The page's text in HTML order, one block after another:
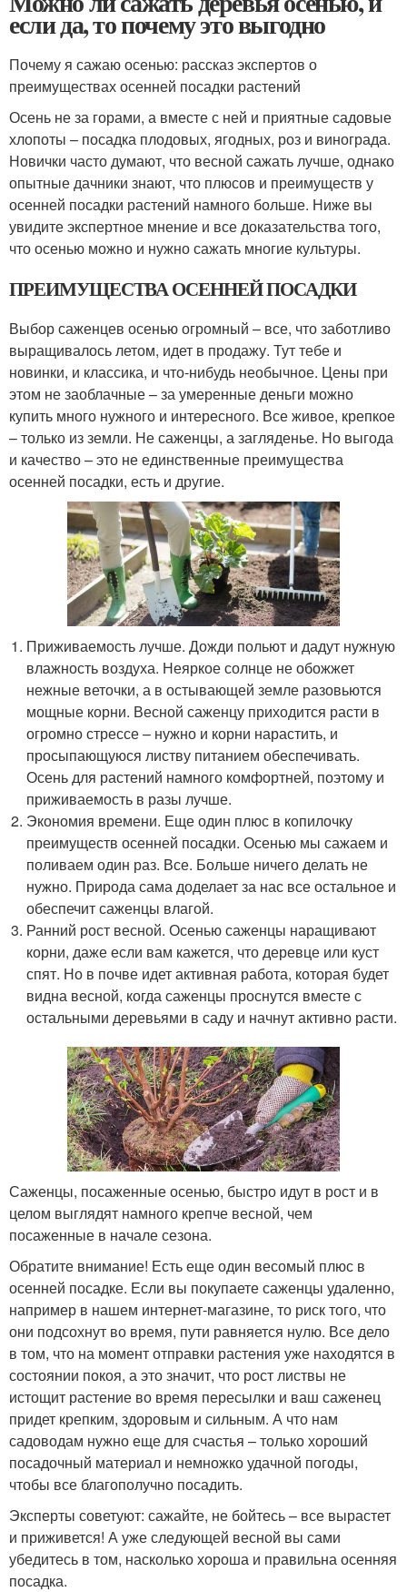
если да, то почему это выгодно
Почему я сажаю осенью: рассказ экспертов о
преимуществах осенней посадки растений
Осень не за горами, а вместе с ней и приятные садовые
хлопоты – посадка плодовых, ягодных, роз и винограда.
Новички часто думают, что весной сажать лучше, однако
опытные дачники знают, что плюсов и преимуществ у
осенней посадки растений намного больше. Ниже вы
увидите экспертное мнение и все доказательства того,
что осенью можно и нужно сажать многие культуры.
ПРЕИМУЩЕСТВА ОСЕННЕЙ ПОСАДКИ
Выбор саженцев осенью огромный – все, что заботливо
выращивалось летом, идет в продажу. Тут тебе и
новинки, и классика, и что-нибудь необычное. Цены при
этом не заоблачные – за умеренные деньги можно
купить много нужного и интересного. Все живое, крепкое
– только из земли. Не саженцы, а загляденье. Но выгода
и качество – это не единственные преимущества
осенней посадки, есть и другие.
Приживаемость лучше. Дожди польют и дадут нужную
влажность воздуха. Неяркое солнце не обожжет
нежные веточки, а в остывающей земле разовьются
мощные корни. Весной саженцу приходится расти в
огромно стрессе – нужно и корни нарастить, и
просыпающуюся листву питанием обеспечивать.
Осень для растений намного комфортней, поэтому и
приживаемость в разы лучше.
Экономия времени. Еще один плюс в копилочку
преимуществ осенней посадки. Осенью мы сажаем и
поливаем один раз. Все. Больше ничего делать не
нужно. Природа сама доделает за нас все остальное и
обеспечит саженцы влагой.
Ранний рост весной. Осенью саженцы наращивают
корни, даже если вам кажется, что деревце или куст
спят. Но в почве идет активная работа, которая будет
видна весной, когда саженцы проснутся вместе с
остальными деревьями в саду и начнут активно расти.
Саженцы, посаженные осенью, быстро идут в рост и в
целом выглядят намного крепче весной, чем
посаженные в начале сезона.
Обратите внимание! Есть еще один весомый плюс в
осенней посадке. Если вы покупаете саженцы удаленно,
например в нашем интернет-магазине, то риск того, что
они подсохнут во время, пути равняется нулю. Все дело
в том, что на момент отправки растения уже находятся в
состоянии покоя, а это значит, что рост листвы не
истощит растение во время пересылки и ваш саженец
придет крепким, здоровым и сильным. А что нам
садоводам нужно еще для счастья – только хороший
посадочный материал и немножко удачной погоды,
чтобы все благополучно посадить.
Эксперты советуют: сажайте, не бойтесь – все вырастет
и приживется! А уже следующей весной вы сами
убедитесь в том, насколько хороша и правильна осенняя
посадка.